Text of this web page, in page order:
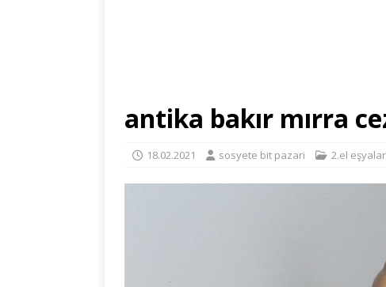
antika bakır mırra
18.02.2021 sosyete bit pazari 2.el eşyalar